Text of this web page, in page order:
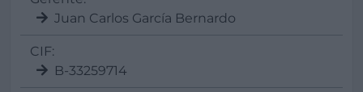
Juan Carlos García Bernardo
CIF:
B-33259714